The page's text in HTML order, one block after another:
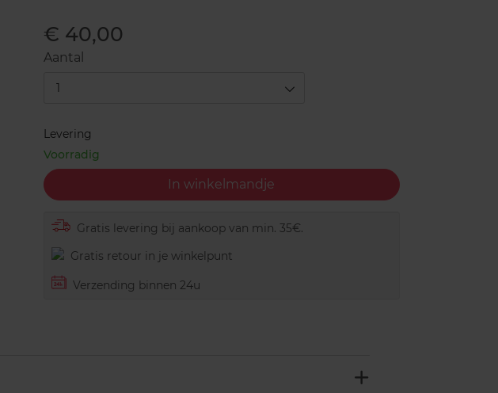
€ 40,00
Aantal
1
Levering
Voorradig
In winkelmandje
Gratis levering bij aankoop van min. 35€.
Gratis retour in je winkelpunt
Verzending binnen 24u